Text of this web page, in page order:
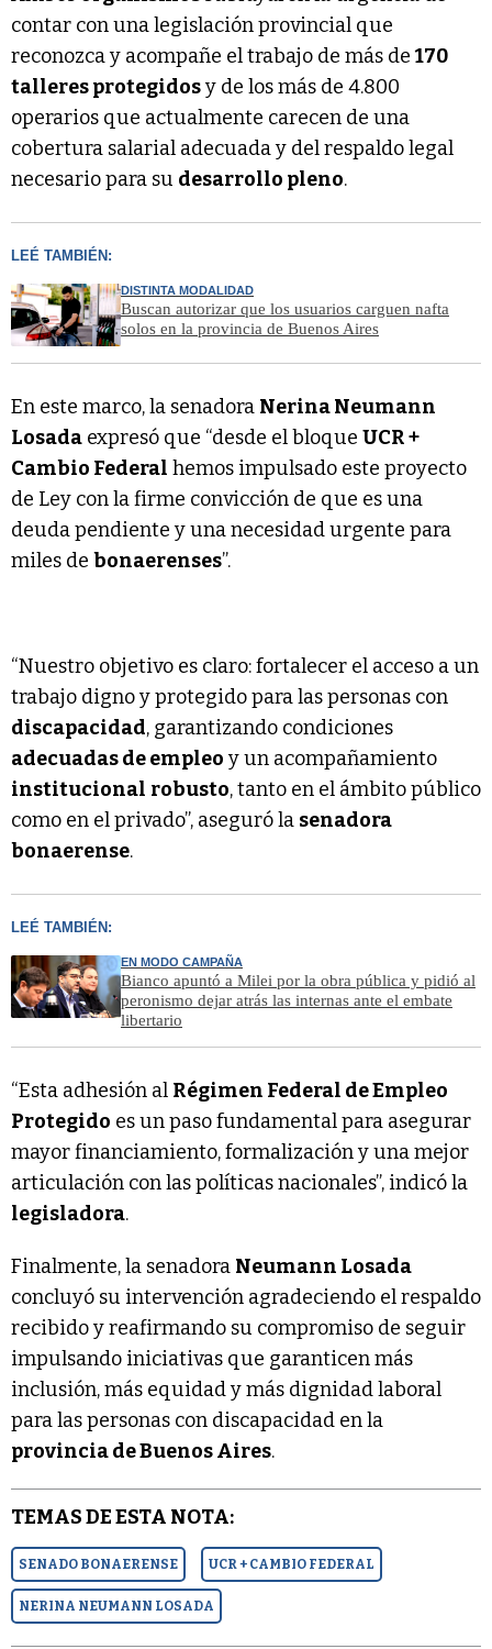
contar con una legislación provincial que
reconozca y acompañe el trabajo de más de170
talleres protegidosy de los más de 4.800
operarios que actualmente carecen de una
cobertura salarial adecuada y del respaldo legal
necesario para su desarrollo pleno.
LEÉ TAMBIÉN:
DISTINTA MODALIDAD
Buscan autorizar que los usuarios carguen nafta
solos en la provincia de Buenos Aires
En este marco, la senadora Nerina Neumann
Losada expresó que “desde el bloque UCR +
Cambio Federal hemos impulsado este proyecto
de Ley con la firme convicción de que es una
deuda pendiente y una necesidad urgente para
miles de bonaerenses”.
“Nuestro objetivo es claro: fortalecer el acceso a un
trabajo digno y protegido para las personas con
discapacidad, garantizando condiciones
adecuadas de empleo y un acompañamiento
institucional robusto, tanto en el ámbito público
como en el privado”, aseguró la senadora
bonaerense.
LEÉ TAMBIÉN:
EN MODO CAMPAÑA
Bianco apuntó a Milei por la obra pública y pidió al
peronismo dejar atrás las internas ante el embate
libertario
“Esta adhesión al Régimen Federal de Empleo
Protegido es un paso fundamental para asegurar
mayor financiamiento, formalización y una mejor
articulación con las políticas nacionales”, indicó la
legisladora.
Finalmente, la senadora Neumann Losada
concluyó su intervención agradeciendo el respaldo
recibido y reafirmando su compromiso de seguir
impulsando iniciativas que garanticen más
inclusión, más equidad y más dignidad laboral
para las personas con discapacidad en la
provincia de Buenos Aires.
TEMAS DE ESTA NOTA:
SENADO BONAERENSE UCR + CAMBIO FEDERAL
NERINA NEUMANN LOSADA